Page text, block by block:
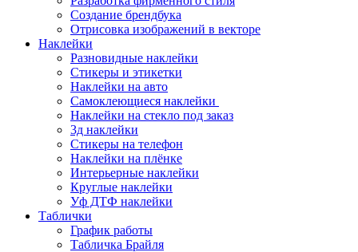
Создание брендбука
Отрисовка изображений в векторе
Наклейки
Разновидные наклейки
Стикеры и этикетки
Наклейки на авто
Самоклеющиеся наклейки
Наклейки на стекло под заказ
3д наклейки
Cтикеры на телефон
Наклейки на плёнке
Интерьерные наклейки
Круглые наклейки
Уф ДТФ наклейки
Таблички
График работы
Табличка Брайля